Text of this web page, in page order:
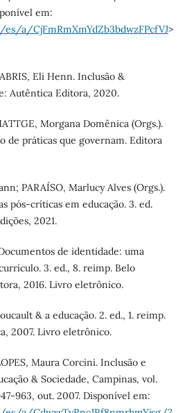
em:
a/CjFmRmXmYdZb3bdwzFPcfVJ>
Eli Henn. Inclusão &
Autêntica Editora, 2020.
Morgana Domênica (Orgs.).
de práticas que governam. Editora
PARAÍSO, Marlucy Alves (Orgs.).
pós-críticas em educação. 3. ed.
2021.
de identidade: uma
3. ed., 8. reimp. Belo
2016. Livro eletrônico.
& a educação. 2. ed., 1. reimp.
2007. Livro eletrônico.
Maura Corcini. Inclusão e
& Sociedade, Campinas, vol.
963, out. 2007. Disponível em: